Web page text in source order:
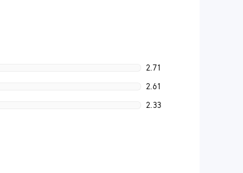
2.71
2.61
2.33